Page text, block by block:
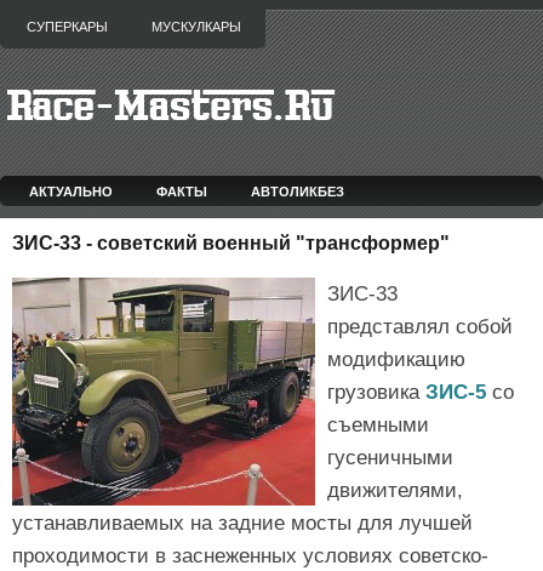
СУПЕРКАРЫ МУСКУЛКАРЫ
АКТУАЛЬНО ФАКТЫ АВТОЛИКБЕЗ
ЗИС-33 - советский военный "трансформер"
ЗИС-33
представлял собой
модификацию
грузовика ЗИС-5 со
съемными
гусеничными
движителями,
устанавливаемых на задние мосты для лучшей
проходимости в заснеженных условиях советско-